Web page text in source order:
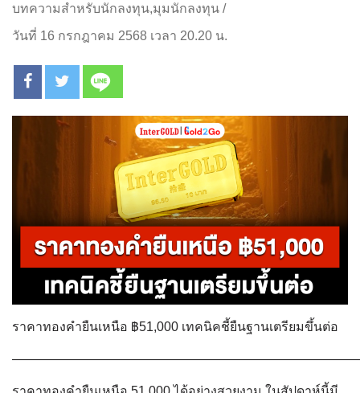
บทความสำหรับนักลงทุน,มุมนักลงทุน /
วันที่ 16 กรกฎาคม 2568 เวลา 20.20 น.
ราคาทองคำยืนเหนือ ฿51,000 เทคนิคชี้ยืนฐานเตรียมขึ้นต่อ